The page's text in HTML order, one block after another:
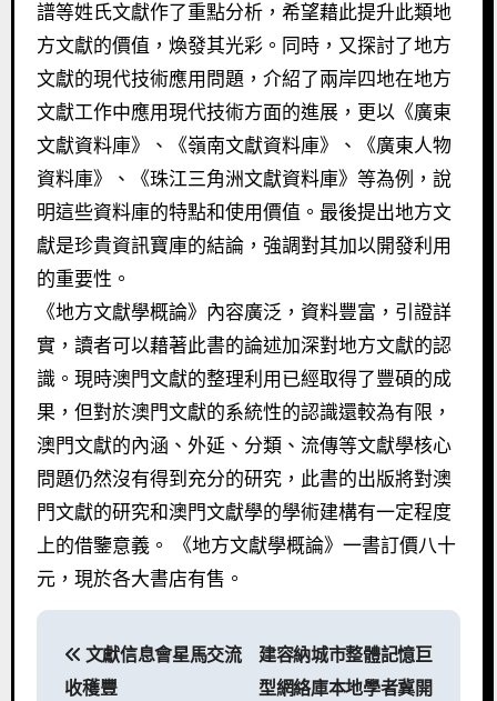
譜等姓氏文獻作了重點分析，希望藉此提升此類地
方文獻的價值，煥發其光彩。同時，又探討了地方
文獻的現代技術應用問題，介紹了兩岸四地在地方
文獻工作中應用現代技術方面的進展，更以《廣東
文獻資料庫》、《嶺南文獻資料庫》、《廣東人物
資料庫》、《珠江三角洲文獻資料庫》等為例，說
明這些資料庫的特點和使用價值。最後提出地方文
獻是珍貴資訊寶庫的結論，強調對其加以開發利用
的重要性。
《地方文獻學概論》內容廣泛，資料豐富，引證詳
實，讀者可以藉著此書的論述加深對地方文獻的認
識。現時澳門文獻的整理利用已經取得了豐碩的成
果，但對於澳門文獻的系統性的認識還較為有限，
澳門文獻的內涵、外延、分類、流傳等文獻學核心
問題仍然沒有得到充分的研究，此書的出版將對澳
門文獻的研究和澳門文獻學的學術建構有一定程度
上的借鑒意義。 《地方文獻學概論》一書訂價八十
元，現於各大書店有售。
文
章
文獻信息會星馬交流
收穫豐
建容納城市整體記憶巨
型網絡庫本地學者冀開